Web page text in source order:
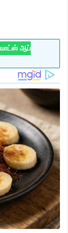
வாட்ஸ் ஆப்